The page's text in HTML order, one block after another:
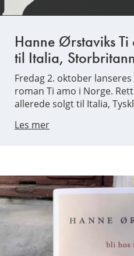
Hanne Ørstaviks
til Italia,
Fredag 2. oktober
roman Ti amo i Norge.
allerede solgt til Italia,
Les mer